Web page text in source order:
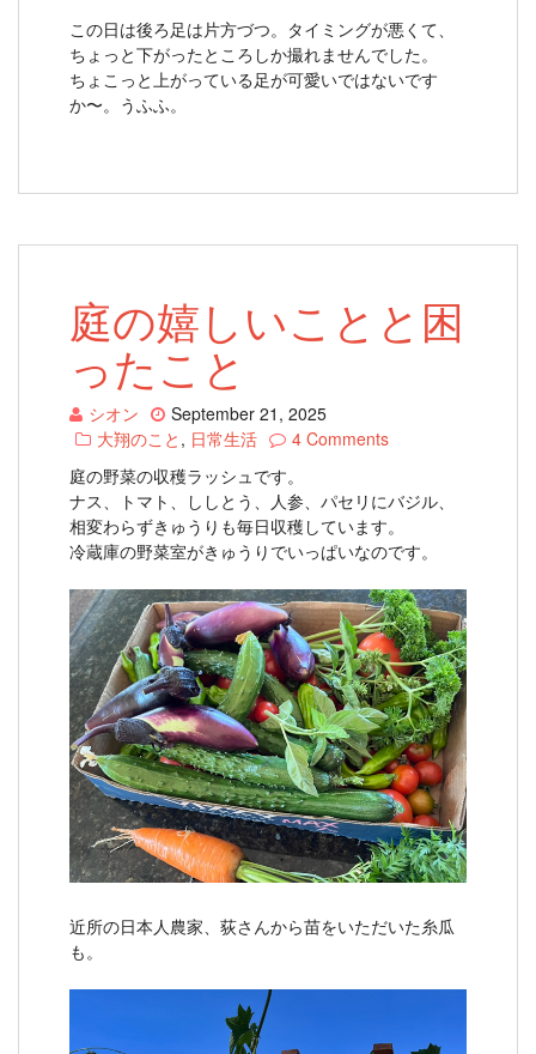
この日は後ろ足は片方づつ。タイミングが悪くて、
ちょっと下がったところしか撮れませんでした。
ちょこっと上がっている足が可愛いではないです
か〜。うふふ。
庭の嬉しいことと困
ったこと
シオン
September 21, 2025
大翔のこと , 日常生活
4 Comments
庭の野菜の収穫ラッシュです。
ナス、トマト、ししとう、人参、パセリにバジル、
相変わらずきゅうりも毎日収穫しています。
冷蔵庫の野菜室がきゅうりでいっぱいなのです。
近所の日本人農家、荻さんから苗をいただいた糸瓜
も。